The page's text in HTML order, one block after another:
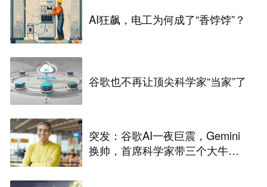
AI狂飙，电工为何成了“香饽饽”？
谷歌也不再让顶尖科学家“当家”了
突发：谷歌AI一夜巨震，Gemini
换帅，首席科学家带三个大牛出